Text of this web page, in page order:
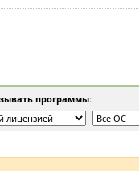
программы: